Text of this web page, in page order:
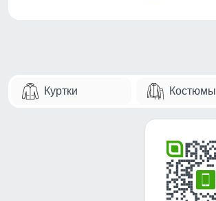
Куртки Костюмы